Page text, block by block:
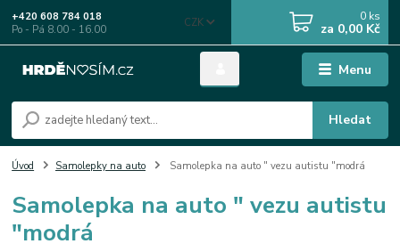
Menu
CZK
Hledat
+420 608 784 018
Po - Pá 8.00 - 16.00
0 ks
za 0,00 Kč
Úvod Samolepky na auto Samolepka na auto " vezu autistu "modrá
Samolepka na auto " vezu autistu
"modrá